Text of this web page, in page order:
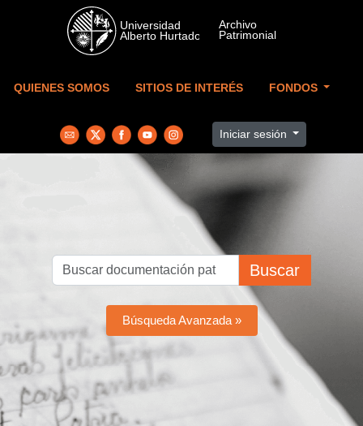
Skip to main content
QUIENES SOMOS SITIOS DE INTERÉS FONDOS
Iniciar sesión
Buscar
Búsqueda Avanzada »